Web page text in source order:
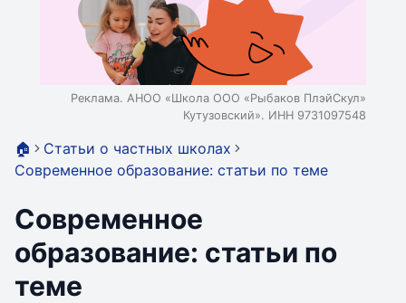
Реклама. АНОО «Школа ООО «Рыбаков ПлэйСкул»
Кутузовский». ИНН 9731097548
🏠
Статьи о частных школах
Современное образование: статьи по теме
Современное
образование: статьи по
теме